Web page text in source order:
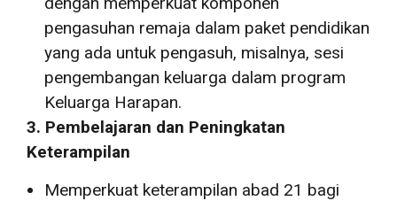
pengasuhan remaja dalam paket pendidikan
yang ada untuk pengasuh, misalnya, sesi
pengembangan keluarga dalam program
Keluarga Harapan.
3. Pembelajaran dan Peningkatan
Keterampilan
Memperkuat keterampilan abad 21 bagi